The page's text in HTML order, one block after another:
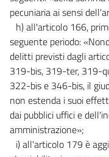
pecuniaria ai sensi
h) all'articolo 166,
seguente periodo:
delitti previsti dagli
319-bis, 319-ter, 319-
322-bis e 346-bis, il
non estenda i suoi
dai pubblici uffici e
amministrazione»;
i) all'articolo 179 è